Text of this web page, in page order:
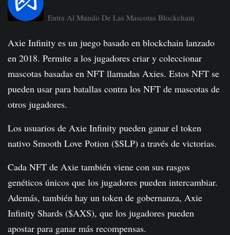
Entra Al Mundo De Las Mascotas Blockchain
Axie Infinity es un juego basado en blockchain lanzado
en 2018. Permite a los jugadores criar y coleccionar
mascotas basadas en NFT llamadas Axies. Estos NFT se
pueden usar para batallas contra los NFT de mascotas de
otros jugadores.
Los usuarios de Axie Infinity pueden ganar el token
nativo Smooth Love Potion ($SLP) a través de victorias.
Cada NFT de Axie también viene con sus rasgos
genéticos únicos que los jugadores pueden intercambiar.
Además, también hay un token de gobernanza, Axie
Infinity Shards ($AXS), que los jugadores pueden
apostar para ganar más recompensas.